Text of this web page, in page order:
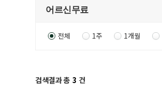
전체 1주 1개월
검색결과 총 3 건